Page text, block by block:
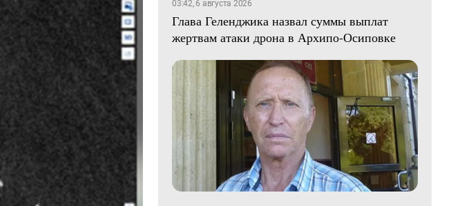
03:42, 6 августа 2026
Глава Геленджика назвал суммы выплат
жертвам атаки дрона в Архипо-Осиповке